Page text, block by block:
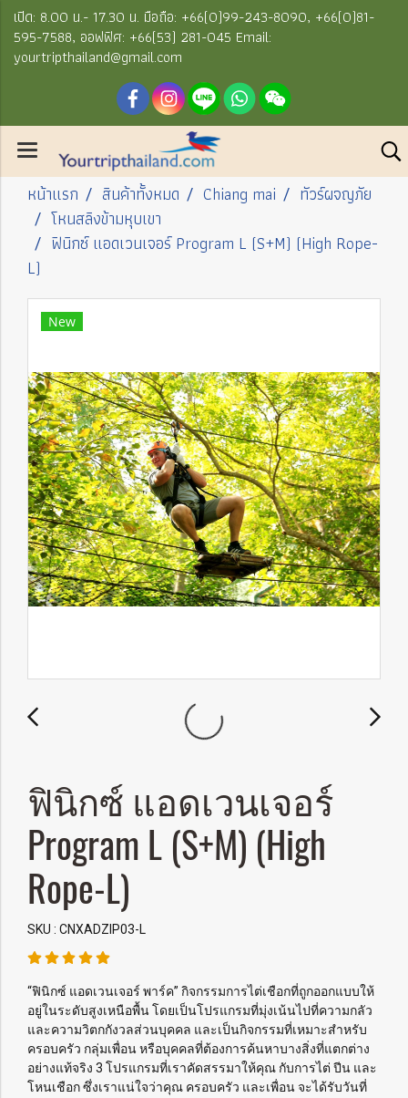
เปิด: 8.00 น.- 17.30 น. มือถือ: +66(0)99-243-8090, +66(0)81-
595-7588, ออฟฟิศ: +66(53) 281-045 Email:
yourtripthailand@gmail.com
หน้าแรก สินค้าทั้งหมด Chiang mai
ทัวร์ผจญภัย
โหนสลิงข้ามหุบเขา
ฟินิกซ์ แอดเวนเจอร์ Program L (S+M) (High Rope-
L)
New
ฟินิกซ์ แอดเวนเจอร์
Program L (S+M) (High
Rope-L)
SKU : CNXADZIP03-L
“ฟินิกซ์ แอดเวนเจอร์ พาร์ค” กิจกรรมการไต่เชือกที่ถูกออกแบบให้
อยู่ในระดับสูงเหนือพื้น โดยเป็นโปรแกรมที่มุ่งเน้นไปที่ความกลัว
และความวิตกกังวลส่วนบุคคล และเป็นกิจกรรมที่เหมาะสำหรับ
ครอบครัว กลุ่มเพื่อน หรือบุคคลที่ต้องการค้นหาบางสิ่งที่แตกต่าง
อย่างแท้จริง 3 โปรแกรมที่เราคัดสรรมาให้คุณ กับการไต่ ปีน และ
โหนเชือก ซึ่งเราแน่ใจว่าคุณ ครอบครัว และเพื่อน จะได้รับวันที่